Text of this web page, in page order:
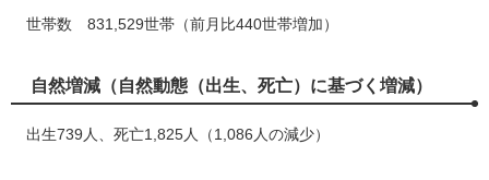
世帯数 831,529世帯（前月比440世帯増加）
自然増減（自然動態（出生、死亡）に基づく増減）
出生739人、死亡1,825人（1,086人の減少）